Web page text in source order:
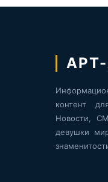
контент
Новости,
девушки